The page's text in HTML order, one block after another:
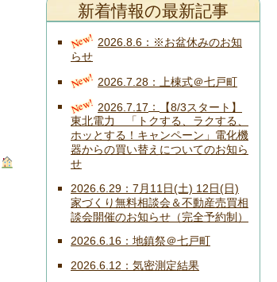
新着情報の最新記事
New! 2026.8.6
※お盆休みのお知
らせ
New! 2026.7.28 上棟式＠七戸町
New! 2026.7.17
【8/3スタート】
東北電力 「トクする、ラクする、
ホッとする！キャンペーン」電化機
器からの買い替えについてのお知ら
せ
2026.6.29
7月11日(土) 12日(日)
家づくり無料相談会＆不動産売買相
談会開催のお知らせ（完全予約制）
2026.6.16
地鎮祭＠七戸町
2026.6.12
気密測定結果